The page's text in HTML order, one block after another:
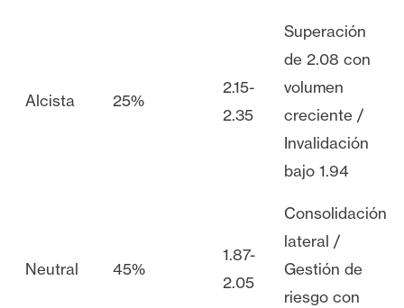
Alcista 25%
2.15-
2.35
Superación
de 2.08 con
volumen
creciente /
Invalidación
bajo 1.94
Neutral 45%
1.87-
2.05
Consolidación
lateral /
Gestión de
riesgo con